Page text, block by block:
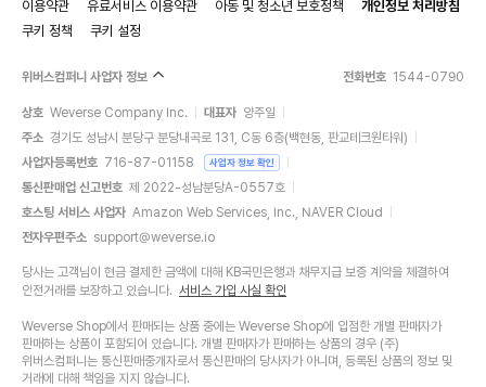
이용약관 유료서비스 이용약관 아동 및 청소년 보호정책
개인정보 처리방침
쿠키 정책
쿠키 설정
위버스컴퍼니 사업자 정보 전화번호 1544-0790
상호 Weverse Company Inc. 대표자 양주일
주소 경기도 성남시 분당구 분당내곡로 131, C동 6층(백현동, 판교테크원타워)
사업자등록번호 716-87-01158 사업자 정보 확인
통신판매업 신고번호 제 2022-성남분당A-0557호
호스팅 서비스 사업자 Amazon Web Services, Inc., NAVER Cloud
전자우편주소 support@weverse.io
당사는 고객님이 현금 결제한 금액에 대해 KB국민은행과 채무지급 보증 계약을 체결하여
안전거래를 보장하고 있습니다. 서비스 가입 사실 확인
Weverse Shop에서 판매되는 상품 중에는 Weverse Shop에 입점한 개별 판매자가
판매하는 상품이 포함되어 있습니다. 개별 판매자가 판매하는 상품의 경우 (주)
위버스컴퍼니는 통신판매중개자로서 통신판매의 당사자가 아니며, 등록된 상품의 정보 및
거래에 대해 책임을 지지 않습니다.